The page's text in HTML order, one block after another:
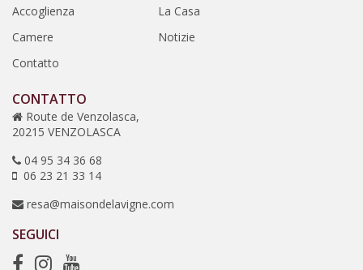
Accoglienza
La Casa
Camere
Notizie
Contatto
CONTATTO
Route de Venzolasca,
20215 VENZOLASCA
04 95 34 36 68
06 23 21 33 14
resa@maisondelavigne.com
SEGUICI